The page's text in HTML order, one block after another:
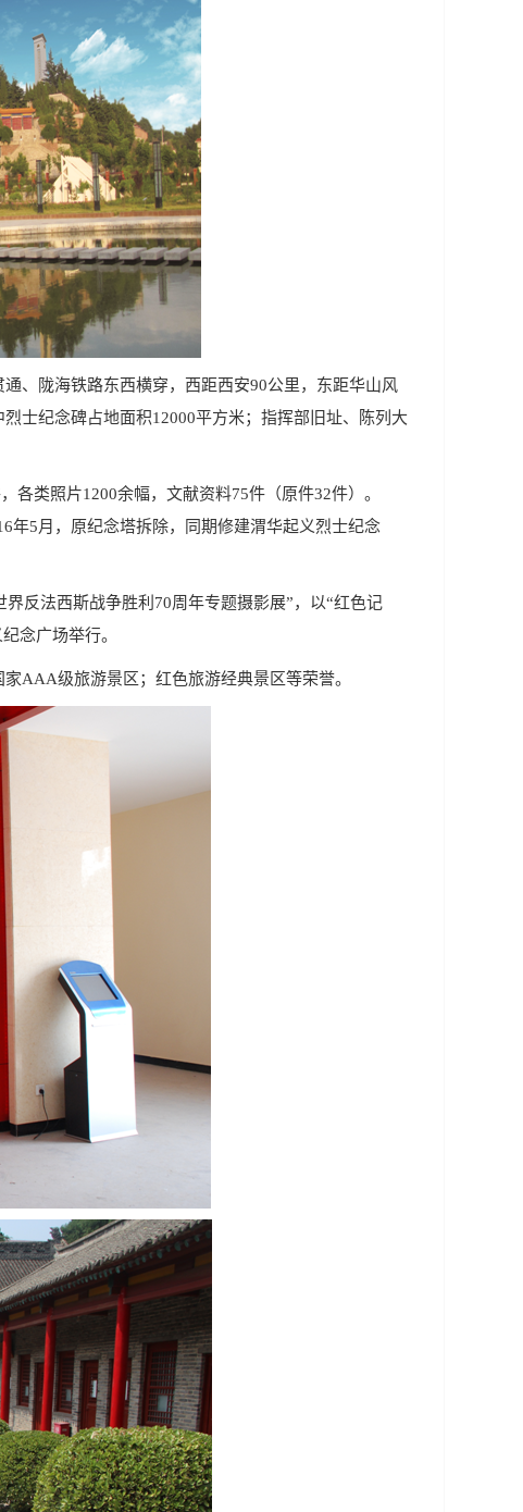
、陇海铁路东西横穿，西距西安90公里，东距华山风
士纪念碑占地面积12000平方米；指挥部旧址、陈列大
类照片1200余幅，文献资料75件（原件32件）。
年5月，原纪念塔拆除，同期修建渭华起义烈士纪念
反法西斯战争胜利70周年专题摄影展”，以“红色记
念广场举行。
AAA级旅游景区；红色旅游经典景区等荣誉。